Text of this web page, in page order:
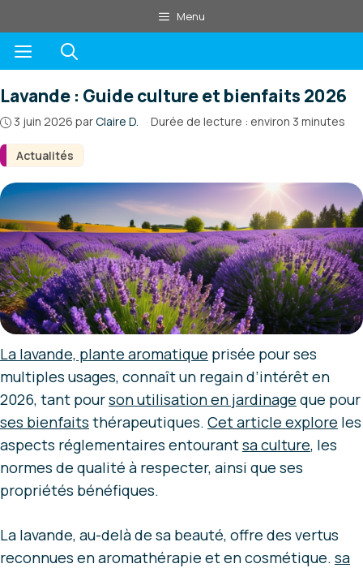
au
contenu
Menu
Menu
Actualités
Lavande : Guide culture et bienfaits 2026
3 juin 2026 parClaire D. · Durée de lecture : environ 3 minutes
La lavande, plante aromatique prisée pour ses
multiples usages, connaît un regain d’intérêt en
2026, tant pourson utilisation en jardinage que pour
ses bienfaits thérapeutiques. Cet article explore les
aspects réglementaires entourantsa culture, les
normes de qualité à respecter, ainsi que ses
propriétés bénéfiques.
La lavande, au-delà de sa beauté, offre des vertus
reconnues en aromathérapie et en cosmétique. sa